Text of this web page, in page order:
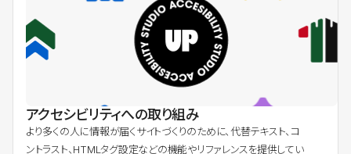
アクセシビリティへの取り組み
より多くの人に情報が届くサイトづくりのために、代替テキスト、コ
ントラスト、HTMLタグ設定などの機能やリファレンスを提供してい